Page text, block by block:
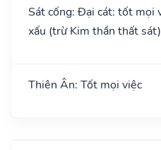
Sát cống: Đại cát: tốt mọi
xấu (trừ Kim thần thất sát)
Thiên Ân: Tốt mọi việc